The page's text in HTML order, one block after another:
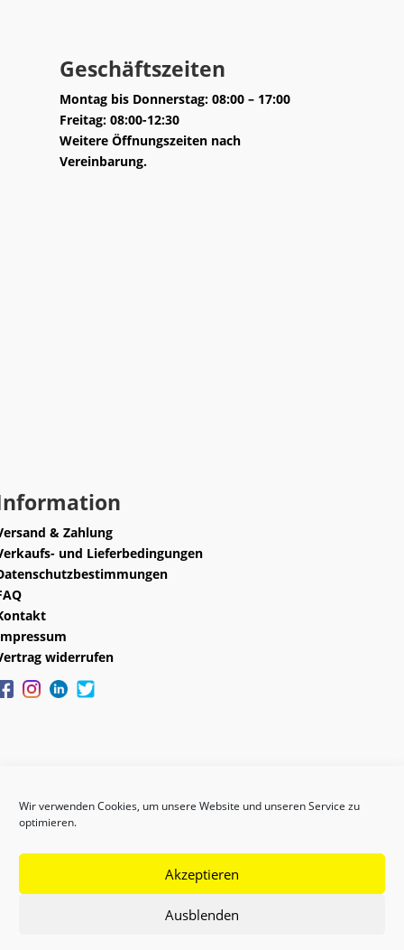
Wir verwenden Cookies, um unsere Website und unseren Service zu
optimieren.
Akzeptieren
Ausblenden
Geschäftszeiten
Montag bis Donnerstag: 08:00 – 17:00
Freitag: 08:00-12:30
Weitere Öffnungszeiten nach
Vereinbarung.
& Zahlung
und Lieferbedingungen
widerrufen